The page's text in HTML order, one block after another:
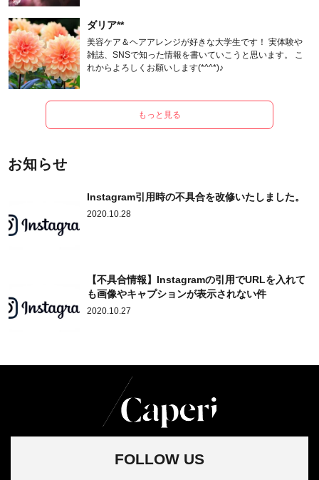
ダリア**
美容ケア＆ヘアアレンジが好きな大学生です！ 実体験や
雑誌、SNSで知った情報を書いていこうと思います。 こ
れからよろしくお願いします(*^^*)♪
もっと見る
お知らせ
Instagram引用時の不具合を改修いたしました。
2020.10.28
【不具合情報】Instagramの引用でURLを入れて
も画像やキャプションが表示されない件
2020.10.27
FOLLOW US